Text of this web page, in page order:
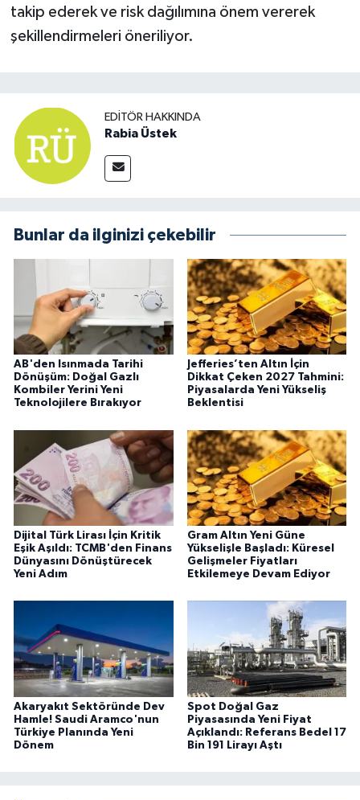
takip ederek ve risk dağılımına önem vererek
şekillendirmeleri öneriliyor.
EDITÖR HAKKINDA
Rabia Üstek
Bunlar da ilginizi çekebilir
AB'den Isınmada Tarihi
Dönüşüm: Doğal Gazlı
Kombiler Yerini Yeni
Teknolojilere Bırakıyor
Jefferies’ten Altın İçin
Dikkat Çeken 2027 Tahmini:
Piyasalarda Yeni Yükseliş
Beklentisi
Dijital Türk Lirası İçin Kritik
Eşik Aşıldı: TCMB'den Finans
Dünyasını Dönüştürecek
Yeni Adım
Gram Altın Yeni Güne
Yükselişle Başladı: Küresel
Gelişmeler Fiyatları
Etkilemeye Devam Ediyor
Akaryakıt Sektöründe Dev
Hamle! Saudi Aramco'nun
Türkiye Planında Yeni
Dönem
Spot Doğal Gaz
Piyasasında Yeni Fiyat
Açıklandı: Referans Bedel 17
Bin 191 Lirayı Aştı